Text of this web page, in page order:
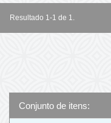
Resultado 1-1 de 1.
Conjunto de itens: